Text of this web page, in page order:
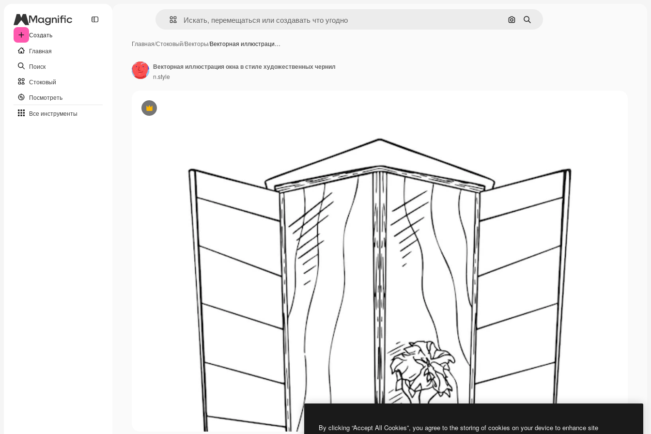
Создать
Главная
Поиск
Стоковый
Посмотреть
Все инструменты
Поиск по изображению
Поиск
Главная/Стоковый/Векторы/Векторная иллюстраци…
Премиум
Векторная иллюстрация окна в стиле художественных чернил
n.style
By clicking “Accept All Cookies”, you agree to the storing of cookies on your device to enhance site